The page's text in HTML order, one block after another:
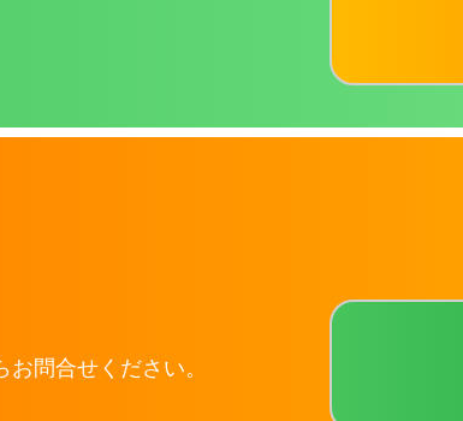
問合せください。